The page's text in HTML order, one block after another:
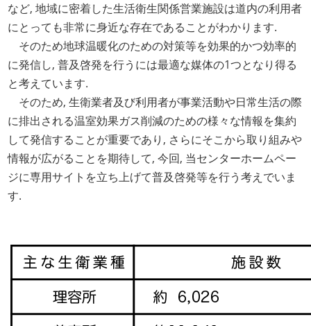
など, 地域に密着した生活衛生関係営業施設は道内の利用者
にとっても非常に身近な存在であることがわかります.
そのため地球温暖化のための対策等を効果的かつ効率的
に発信し, 普及啓発を行うには最適な媒体の1つとなり得る
と考えています.
そのため, 生衛業者及び利用者が事業活動や日常生活の際
に排出される温室効果ガス削減のための様々な情報を集約
して発信することが重要であり, さらにそこから取り組みや
情報が広がることを期待して, 今回, 当センターホームペー
ジに専用サイトを立ち上げて普及啓発等を行う考えでいま
す.